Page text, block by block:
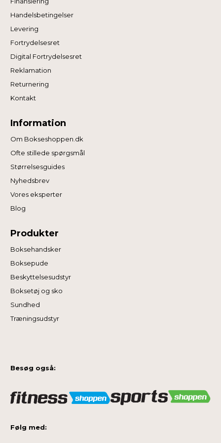
Handelsbetingelser
Levering
Fortrydelsesret
Digital Fortrydelsesret
Reklamation
Returnering
Kontakt
Information
Om Bokseshoppen.dk
Ofte stillede spørgsmål
Størrelsesguides
Nyhedsbrev
Vores eksperter
Blog
Produkter
Boksehandsker
Boksepude
Beskyttelsesudstyr
Boksetøj og sko
Sundhed
Træningsudstyr
Besøg også:
Følg med: